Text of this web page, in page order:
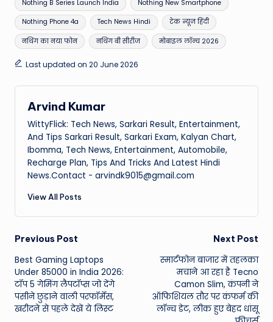
Nothing B Series Launch India Nothing New Smartphone
Nothing Phone 4a Tech News Hindi टेक न्यूज हिंदी
नथिंग का नया फोन नथिंग बी सीरीज मोबाइल लॉन्च 2026
Last updated on 20 June 2026
Arvind Kumar
WittyFlick: Tech News, Sarkari Result, Entertainment,
And Tips Sarkari Result, Sarkari Exam, Kalyan Chart,
Ibomma, Tech News, Entertainment, Automobile,
Recharge Plan, Tips And Tricks And Latest Hindi
News.Contact - arvindk9015@gmail.com
View All Posts
Post
navigation
Previous Post
Best Gaming Laptops
Under 85000 in India 2026:
टॉप 5 गेमिंग लैपटॉप्स जो देंगे
पसीने छुड़ाने वाली परफॉर्मेंस,
खरीदने से पहले देखें ये लिस्ट
Next Post
स्मार्टफोन बाजार में तहलका
मचाने आ रहा है Tecno
Camon Slim, कंपनी ने
ऑफिशियल तौर पर कंफर्म की
लॉन्च डेट, लीक हुए बेहद धांसू